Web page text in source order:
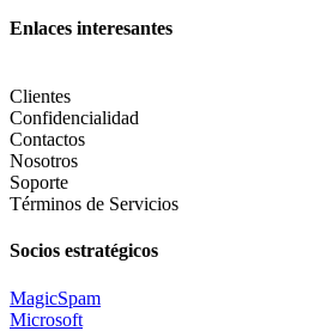
Enlaces interesantes
Clientes
Confidencialidad
Contactos
Nosotros
Soporte
Términos de Servicios
Socios estratégicos
MagicSpam
Microsoft